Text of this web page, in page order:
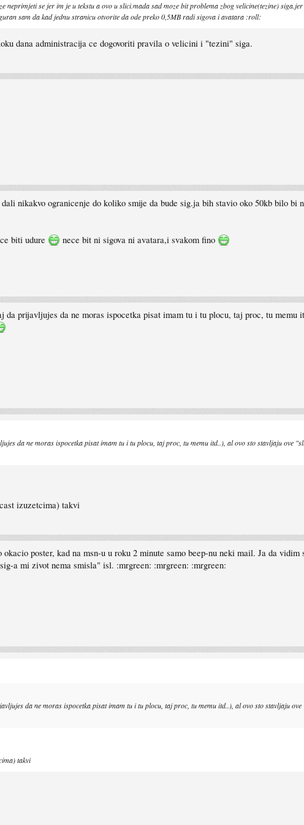
neprimjeti se jer im je u tekstu a ovo u slici.mada sad moze bit problema zbog velicine(tezine)
sam da kad jednu stranicu otvorite da ode preko 0,5MB radi sigova i avatara :roll:
dana administracija ce dogovoriti pravila o velicini i "tezini" siga.
nikakvo ogranicenje do koliko smije da bude sig.ja bih stavio oko 50kb bilo bi
biti udure nece bit ni sigova ni avatara,i svakom fino
da prijavljujes da ne moras ispocetka pisat imam tu i tu plocu, taj proc, tu
da ne moras ispocetka pisat imam tu i tu plocu, taj proc, tu memu itd..), al ovo sto stavljaju ove
izuzetcima) takvi
poster, kad na msn-u u roku 2 minute samo beep-nu neki mail. Ja da
a mi zivot nema smisla" isl. :mrgreen: :mrgreen: :mrgreen:
da ne moras ispocetka pisat imam tu i tu plocu, taj proc, tu memu itd..), al ovo sto stavljaju
takvi